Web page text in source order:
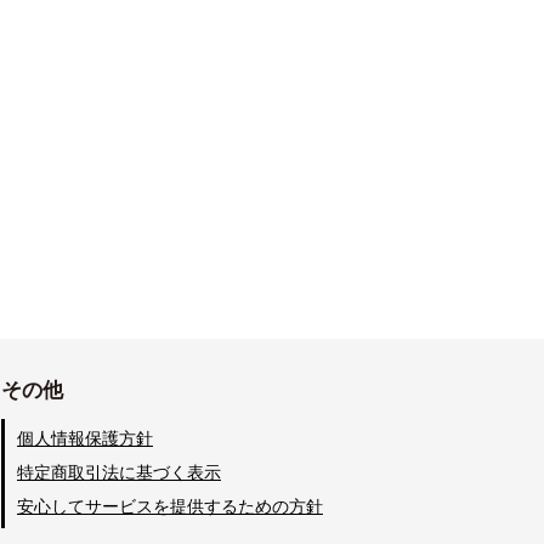
その他
個人情報保護方針
特定商取引法に基づく表示
安心してサービスを提供するための方針